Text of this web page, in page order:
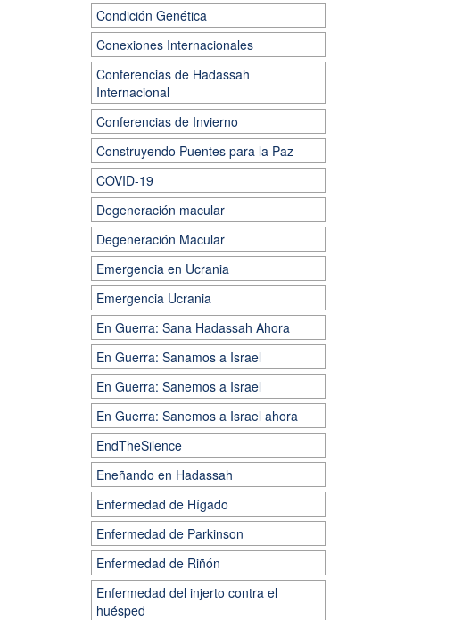
Condición Genética
Conexiones Internacionales
Conferencias de Hadassah
Internacional
Conferencias de Invierno
Construyendo Puentes para la Paz
COVID-19
Degeneración macular
Degeneración Macular
Emergencia en Ucrania
Emergencia Ucrania
En Guerra: Sana Hadassah Ahora
En Guerra: Sanamos a Israel
En Guerra: Sanemos a Israel
En Guerra: Sanemos a Israel ahora
EndTheSilence
Eneñando en Hadassah
Enfermedad de Hígado
Enfermedad de Parkinson
Enfermedad de Riñón
Enfermedad del injerto contra el
huésped